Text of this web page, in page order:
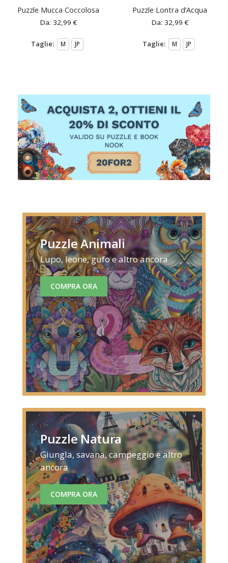
Puzzle Mucca Coccolosa
Da: 32,99€
Taglie: M JP
Puzzle Lontra d’Acqua
Da: 32,99€
Taglie: M JP
Puzzle Animali
Lupo, leone, gufo e altro ancora
COMPRA ORA
Puzzle Natura
Giungla, savana, campeggio e altro
ancora
COMPRA ORA